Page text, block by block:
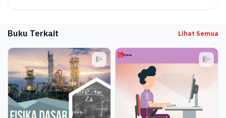
Buku Terkait Lihat Semua